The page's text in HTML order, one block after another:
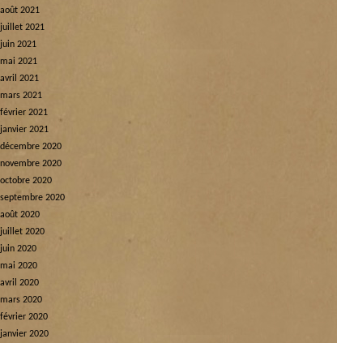
août 2021
juillet 2021
juin 2021
mai 2021
avril 2021
mars 2021
février 2021
janvier 2021
décembre 2020
novembre 2020
octobre 2020
septembre 2020
août 2020
juillet 2020
juin 2020
mai 2020
avril 2020
mars 2020
février 2020
janvier 2020